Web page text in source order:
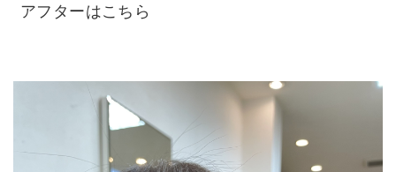
アフターはこちら